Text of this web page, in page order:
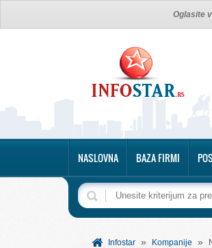
Oglasite
NASLOVNA BAZA FIRMI
Infostar » Kompanije »